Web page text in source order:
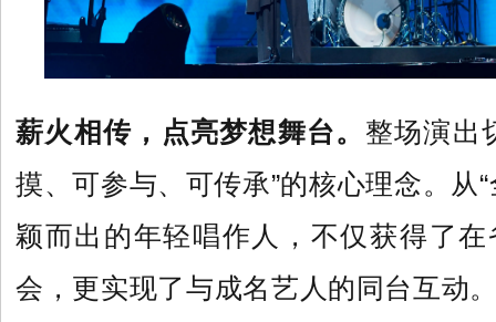
薪火相传，点亮梦想舞台。 整场演出
摸、可参与、可传承”的核心理念。从
颖而出的年轻唱作人，不仅获得了
会，更实现了与成名艺人的同台互动